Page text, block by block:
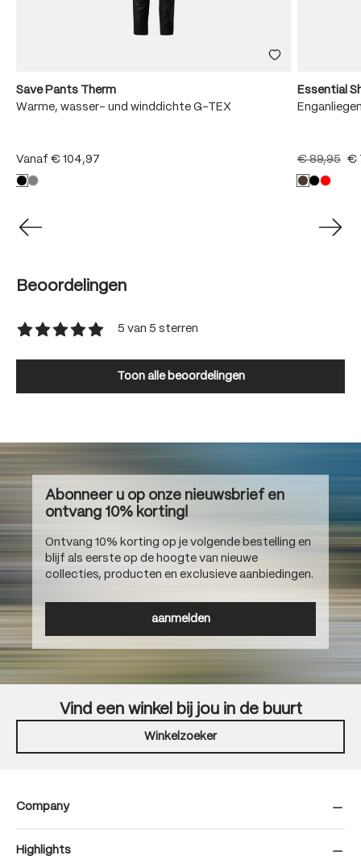
Save Pants Therm
Warme, wasser- und winddichte G-TEX
Vanaf € 104,97
Essential
€ 89,95 €
Beoordelingen
5 van 5 sterren
Toon alle beoordelingen
Abonneer u op onze nieuwsbrief en
ontvang 10% korting!
Ontvang 10% korting op je volgende bestelling en
blijf als eerste op de hoogte van nieuwe
collecties, producten en exclusieve aanbiedingen.
aanmelden
Vind een winkel bij jou in de buurt
Winkelzoeker
Company
Highlights